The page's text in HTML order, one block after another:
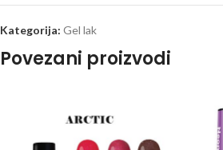
Kategorija: Gel lak
Povezani proizvodi